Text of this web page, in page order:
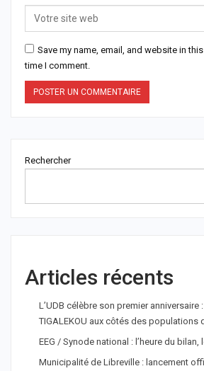
Save my name, email, and website in
time I comment.
Rechercher
Articles récents
L’UDB célèbre son premier anniversaire
TIGALEKOU aux côtés des populations
EEG / Synode national : l’heure du bilan,
Municipalité de Libreville : lancement